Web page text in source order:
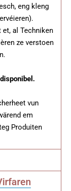
eng kleng
al Techniken
ze verstoen
vun
em
Produiten